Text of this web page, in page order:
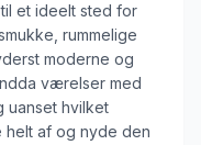
et ideelt sted for
rummelige
moderne og
værelser med
uanset hvilket
af og nyde den